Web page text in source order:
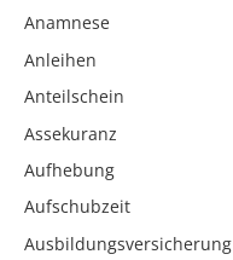
Anamnese
Anleihen
Anteilschein
Assekuranz
Aufhebung
Aufschubzeit
Ausbildungsversicherung